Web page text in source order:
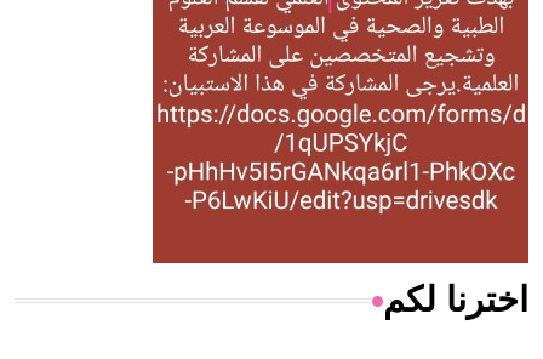
له الفضل بأنه حرر الطب من الدين والفلسفة.
- هل تعلم أن المرجان إفراز حيواني يتكون في البحر ويتركب
من مادة كربونات الكلسيوم، وهو أحمر أو شديد الحمرة وهو
أجود أنواعه، ويمتاز بكبر الحجم ويسمى الش
هل تعلم أن الأبسيد كلمة فرنسية اللفظ تم اعتمادها مصطلحاً
اخترنا لكم